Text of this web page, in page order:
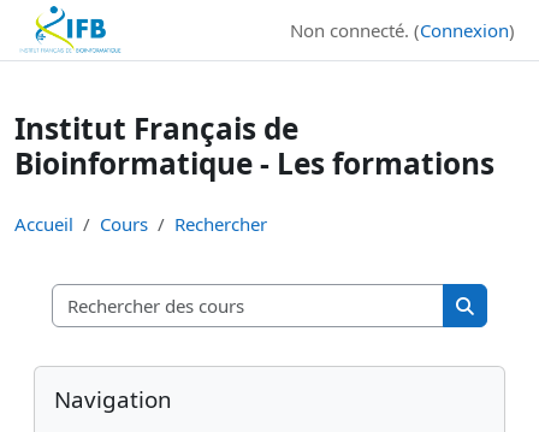
Institut Français de Bioinformatique - Les formations
Passer au contenu principal
Non connecté. (Connexion)
Institut Français de
Bioinformatique - Les formations
Accueil Cours Rechercher
Blocs
Blocs supplémentaires
Passer Navigation
Navigation